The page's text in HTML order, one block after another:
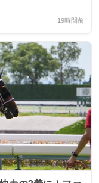
19時間前